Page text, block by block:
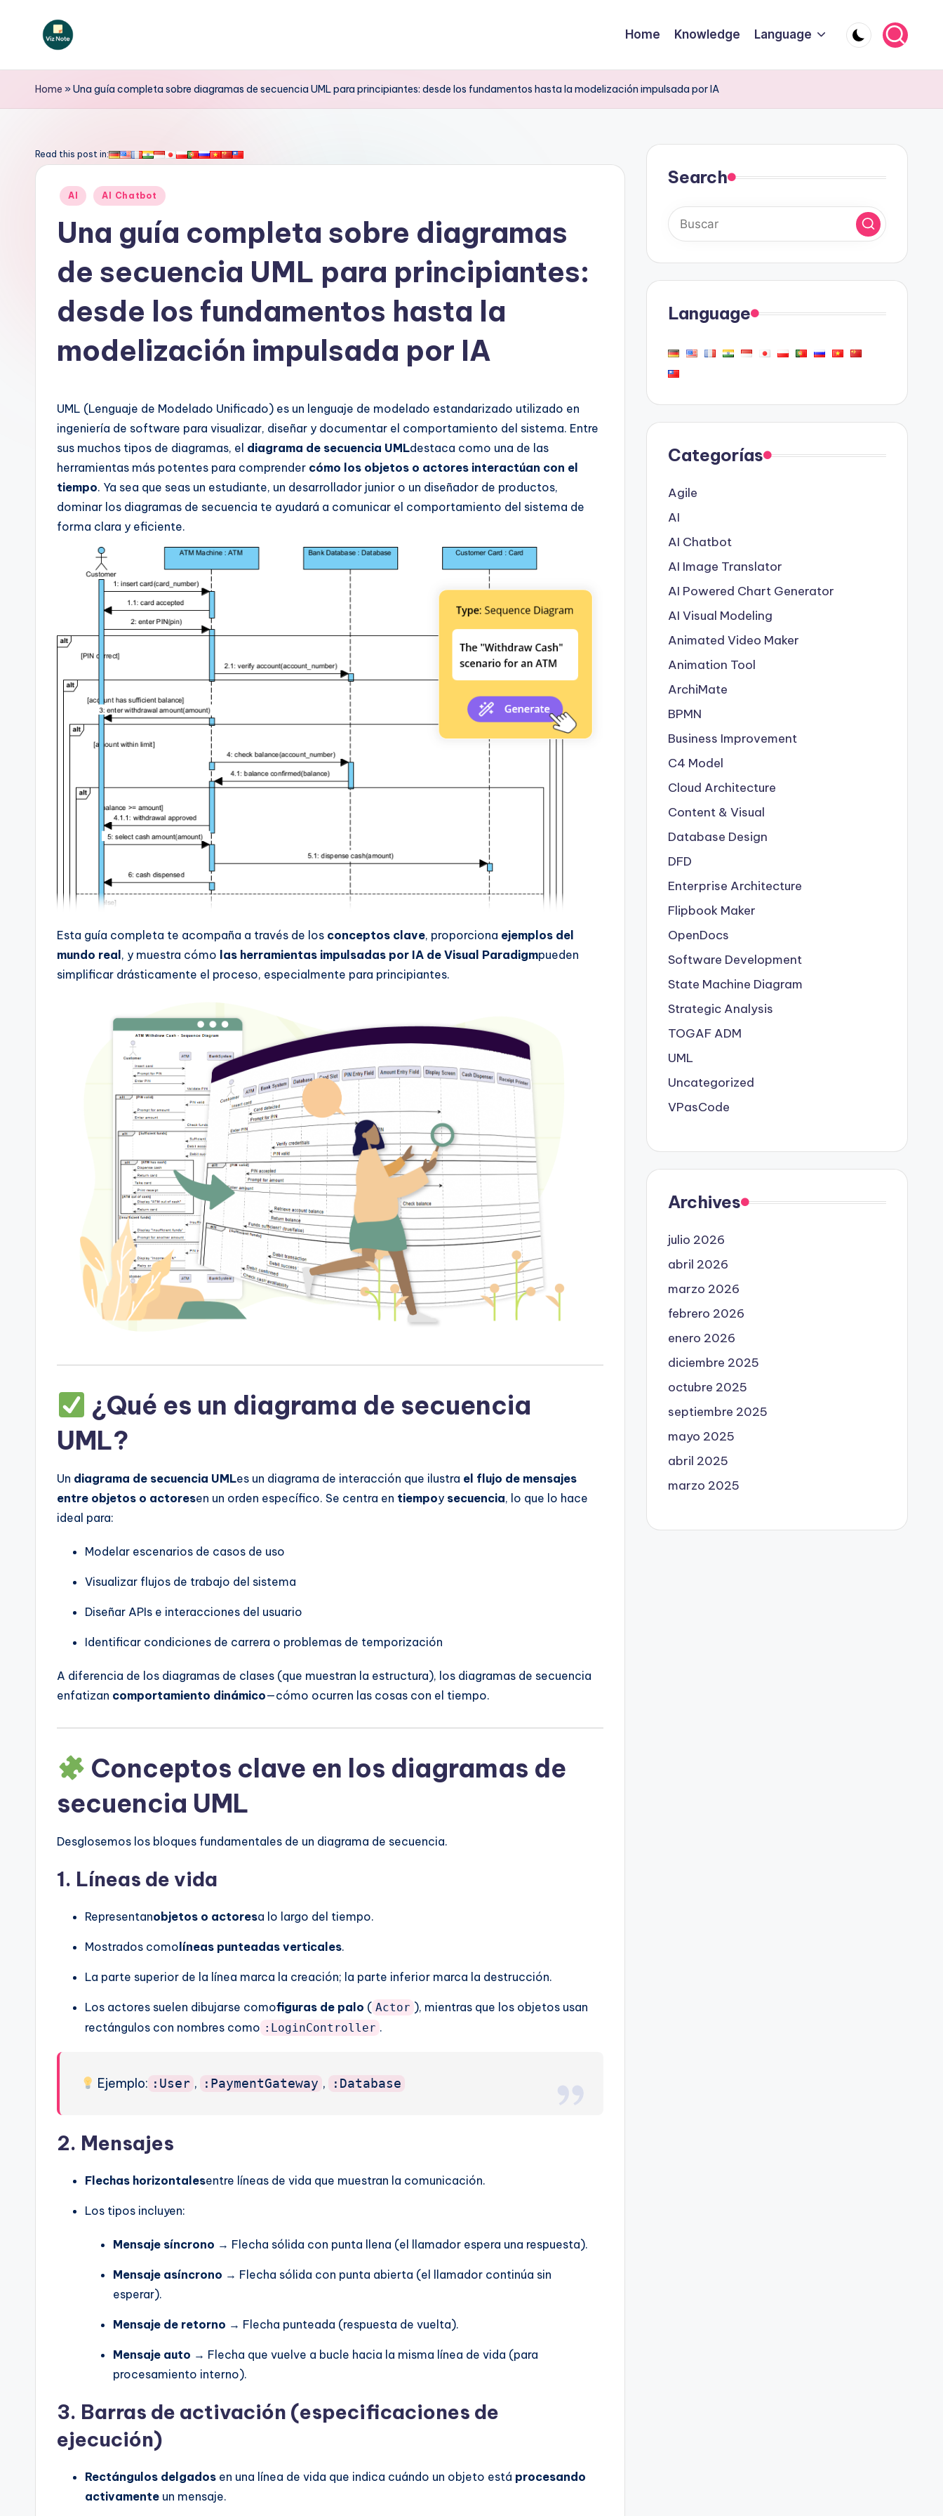
V
iz
o
is
A
Home Knowledge Language
Home »Una guía completa sobre diagramas de secuencia UML para principiantes: desde los fundamentos hasta la modelización impulsada por IA
Read this post in:
Publicado
AI AI Chatbot
Una guía completa sobre diagramas
de secuencia UML para principiantes:
desde los fundamentos hasta la
modelización impulsada por IA
UML (Lenguaje de Modelado Unificado) es un lenguaje de modelado estandarizado utilizado en
ingeniería de software para visualizar, diseñar y documentar el comportamiento del sistema. Entre
sus muchos tipos de diagramas, el diagrama de secuencia UMLdestaca como una de las
herramientas más potentes para comprender cómo los objetos o actores interactúan con el
tiempo. Ya sea que seas un estudiante, un desarrollador junior o un diseñador de productos,
dominar los diagramas de secuencia te ayudará a comunicar el comportamiento del sistema de
forma clara y eficiente.
Esta guía completa te acompaña a través de los conceptos clave, proporciona ejemplos del
mundo real , y muestra cómo las herramientas impulsadas por IA de Visual Paradigmpueden
simplificar drásticamente el proceso, especialmente para principiantes.
¿Qué es un diagrama de secuencia
UML?
Un diagrama de secuencia UMLes un diagrama de interacción que ilustra el flujo de mensajes
entre objetos o actoresen un orden específico. Se centra en tiempoy secuencia, lo que lo hace
ideal para:
Modelar escenarios de casos de uso
Visualizar flujos de trabajo del sistema
Diseñar APIs e interacciones del usuario
Identificar condiciones de carrera o problemas de temporización
A diferencia de los diagramas de clases (que muestran la estructura), los diagramas de secuencia
enfatizan comportamiento dinámico—cómo ocurren las cosas con el tiempo.
Conceptos clave en los diagramas de
secuencia UML
Desglosemos los bloques fundamentales de un diagrama de secuencia.
1. Líneas de vida
Representanobjetos o actoresa lo largo del tiempo.
Mostrados como líneas punteadas verticales.
La parte superior de la línea marca la creación; la parte inferior marca la destrucción.
Los actores suelen dibujarse comofiguras de palo ( Actor ), mientras que los objetos usan
rectángulos con nombres como :LoginController .
Ejemplo: :User , :PaymentGateway , :Database
2. Mensajes
Flechas horizontalesentre líneas de vida que muestran la comunicación.
Los tipos incluyen:
Mensaje síncrono → Flecha sólida con punta llena (el llamador espera una respuesta).
Mensaje asíncrono → Flecha sólida con punta abierta (el llamador continúa sin
esperar).
Mensaje de retorno → Flecha punteada (respuesta de vuelta).
Mensaje auto → Flecha que vuelve a bucle hacia la misma línea de vida (para
procesamiento interno).
3. Barras de activación (especificaciones de
ejecución)
Rectángulos delgados en una línea de vida que indica cuándo un objeto está procesando
activamente un mensaje.
Search
Language
Categorías
Agile
AI
AI Chatbot
AI Image Translator
AI Powered Chart Generator
AI Visual Modeling
Animated Video Maker
Animation Tool
ArchiMate
BPMN
Business Improvement
C4 Model
Cloud Architecture
Content & Visual
Database Design
DFD
Enterprise Architecture
Flipbook Maker
OpenDocs
Software Development
State Machine Diagram
Strategic Analysis
TOGAF ADM
UML
Uncategorized
VPasCode
Archives
julio 2026
abril 2026
marzo 2026
febrero 2026
enero 2026
diciembre 2025
octubre 2025
septiembre 2025
mayo 2025
abril 2025
marzo 2025